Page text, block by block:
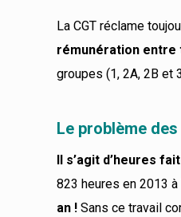
La CGT réclame
rémunération
groupes (1, 2A, 2B et
Le problème
Il s’agit d’heures
823 heures en 2013
an ! Sans ce travail